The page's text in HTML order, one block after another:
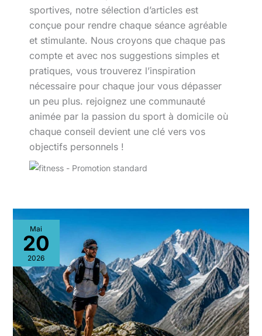
sportives, notre sélection d’articles est
conçue pour rendre chaque séance agréable
et stimulante. Nous croyons que chaque pas
compte et avec nos suggestions simples et
pratiques, vous trouverez l’inspiration
nécessaire pour chaque jour vous dépasser
un peu plus. rejoignez une communauté
animée par la passion du sport à domicile où
chaque conseil devient une clé vers vos
objectifs personnels !
Mai
20
2026
Courir
en
montagne
:
précautions
essentielles
à
connaître